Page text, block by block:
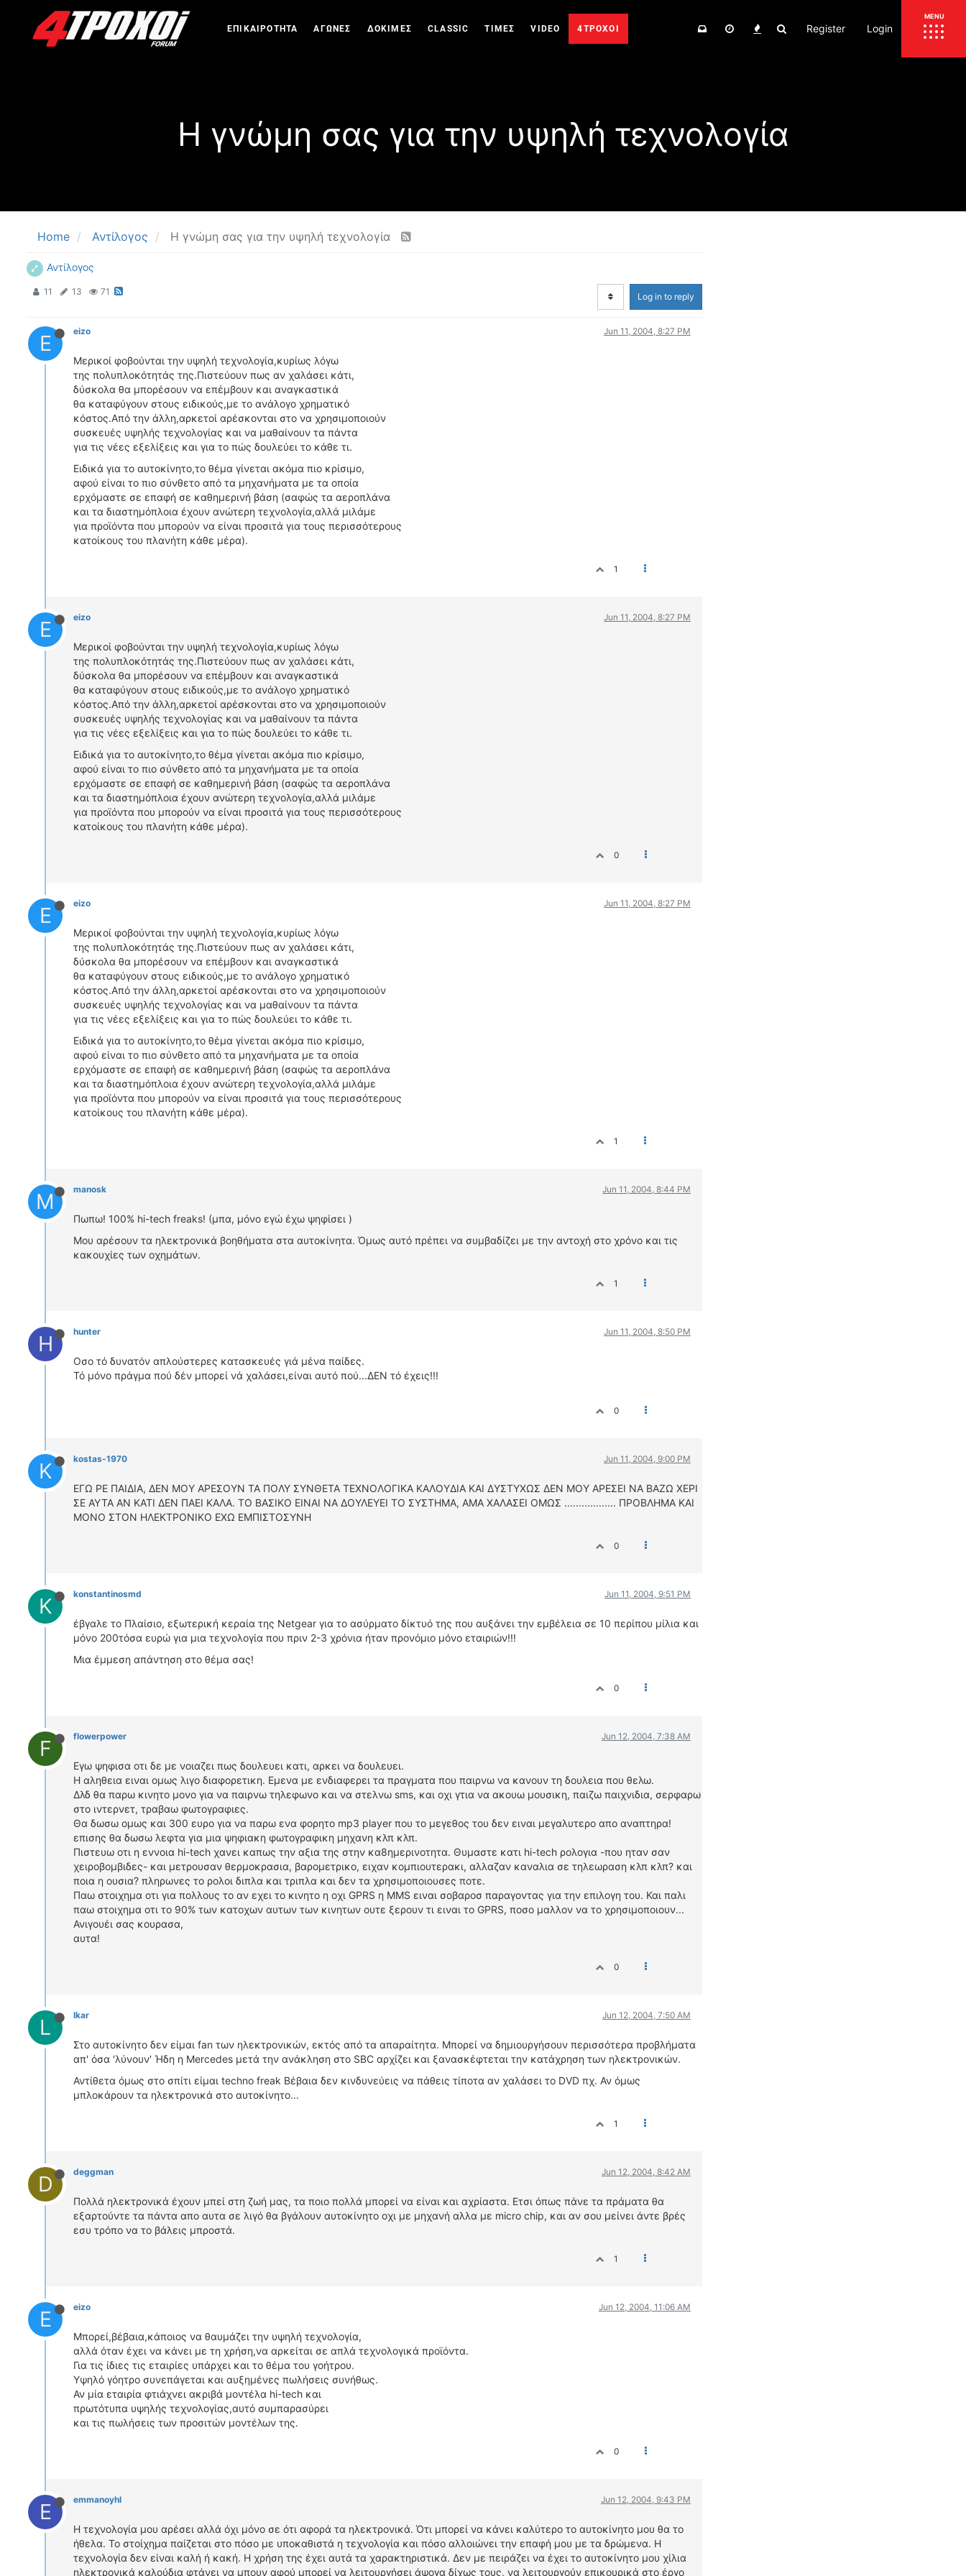
ΕΠΙΚΑΙΡΟΤΗΤΑ ΑΓΩΝΕΣ ΔΟΚΙΜΕΣ CLASSIC ΤΙΜΕΣ VIDEO 4ΤΡΟΧΟΙ Register Login
Η γνώμη σας για την υψηλή τεχνολογία
Home Αντίλογος Η γνώμη σας για την υψηλή τεχνολογία
Αντίλογος
11 13 71 Log in to reply
E eizo Jun 11, 2004, 8:27 PM
Μερικοί φοβούνται την υψηλή τεχνολογία,κυρίως λόγω
της πολυπλοκότητάς της.Πιστεύουν πως αν χαλάσει κάτι,
δύσκολα θα μπορέσουν να επέμβουν και αναγκαστικά
θα καταφύγουν στους ειδικούς,με το ανάλογο χρηματικό
κόστος.Από την άλλη,αρκετοί αρέσκονται στο να χρησιμοποιούν
συσκευές υψηλής τεχνολογίας και να μαθαίνουν τα πάντα
για τις νέες εξελίξεις και για το πώς δουλεύει το κάθε τι.
Ειδικά για το αυτοκίνητο,το θέμα γίνεται ακόμα πιο κρίσιμο,
αφού είναι το πιο σύνθετο από τα μηχανήματα με τα οποία
ερχόμαστε σε επαφή σε καθημερινή βάση (σαφώς τα αεροπλάνα
και τα διαστημόπλοια έχουν ανώτερη τεχνολογία,αλλά μιλάμε
για προϊόντα που μπορούν να είναι προσιτά για τους περισσότερους
κατοίκους του πλανήτη κάθε μέρα).
1
E eizo Jun 11, 2004, 8:27 PM
Μερικοί φοβούνται την υψηλή τεχνολογία,κυρίως λόγω
της πολυπλοκότητάς της.Πιστεύουν πως αν χαλάσει κάτι,
δύσκολα θα μπορέσουν να επέμβουν και αναγκαστικά
θα καταφύγουν στους ειδικούς,με το ανάλογο χρηματικό
κόστος.Από την άλλη,αρκετοί αρέσκονται στο να χρησιμοποιούν
συσκευές υψηλής τεχνολογίας και να μαθαίνουν τα πάντα
για τις νέες εξελίξεις και για το πώς δουλεύει το κάθε τι.
Ειδικά για το αυτοκίνητο,το θέμα γίνεται ακόμα πιο κρίσιμο,
αφού είναι το πιο σύνθετο από τα μηχανήματα με τα οποία
ερχόμαστε σε επαφή σε καθημερινή βάση (σαφώς τα αεροπλάνα
και τα διαστημόπλοια έχουν ανώτερη τεχνολογία,αλλά μιλάμε
για προϊόντα που μπορούν να είναι προσιτά για τους περισσότερους
κατοίκους του πλανήτη κάθε μέρα).
0
E eizo Jun 11, 2004, 8:27 PM
Μερικοί φοβούνται την υψηλή τεχνολογία,κυρίως λόγω
της πολυπλοκότητάς της.Πιστεύουν πως αν χαλάσει κάτι,
δύσκολα θα μπορέσουν να επέμβουν και αναγκαστικά
θα καταφύγουν στους ειδικούς,με το ανάλογο χρηματικό
κόστος.Από την άλλη,αρκετοί αρέσκονται στο να χρησιμοποιούν
συσκευές υψηλής τεχνολογίας και να μαθαίνουν τα πάντα
για τις νέες εξελίξεις και για το πώς δουλεύει το κάθε τι.
Ειδικά για το αυτοκίνητο,το θέμα γίνεται ακόμα πιο κρίσιμο,
αφού είναι το πιο σύνθετο από τα μηχανήματα με τα οποία
ερχόμαστε σε επαφή σε καθημερινή βάση (σαφώς τα αεροπλάνα
και τα διαστημόπλοια έχουν ανώτερη τεχνολογία,αλλά μιλάμε
για προϊόντα που μπορούν να είναι προσιτά για τους περισσότερους
κατοίκους του πλανήτη κάθε μέρα).
1
M manosk Jun 11, 2004, 8:44 PM
Πωπω! 100% hi-tech freaks! (μπα, μόνο εγώ έχω ψηφίσει )
Μου αρέσουν τα ηλεκτρονικά βοηθήματα στα αυτοκίνητα. Όμως αυτό πρέπει να συμβαδίζει με την αντοχή στο χρόνο και τις
κακουχίες των οχημάτων.
1
H hunter Jun 11, 2004, 8:50 PM
Οσο τό δυνατόν απλούστερες κατασκευές γιά μένα παίδες.
Τό μόνο πράγμα πού δέν μπορεί νά χαλάσει,είναι αυτό πού...ΔΕΝ τό έχεις!!!
0
K kostas-1970 Jun 11, 2004, 9:00 PM
ΕΓΩ ΡΕ ΠΑΙΔΙΑ, ΔΕΝ ΜΟΥ ΑΡΕΣΟΥΝ ΤΑ ΠΟΛΥ ΣΥΝΘΕΤΑ ΤΕΧΝΟΛΟΓΙΚΑ ΚΑΛΟΥΔΙΑ ΚΑΙ ΔΥΣΤΥΧΩΣ ΔΕΝ ΜΟΥ ΑΡΕΣΕΙ ΝΑ ΒΑΖΩ ΧΕΡΙ
ΣΕ ΑΥΤΑ ΑΝ ΚΑΤΙ ΔΕΝ ΠΑΕΙ ΚΑΛΑ. ΤΟ ΒΑΣΙΚΟ ΕΙΝΑΙ ΝΑ ΔΟΥΛΕΥΕΙ ΤΟ ΣΥΣΤΗΜΑ, ΑΜΑ ΧΑΛΑΣΕΙ ΟΜΩΣ .................. ΠΡΟΒΛΗΜΑ ΚΑΙ
ΜΟΝΟ ΣΤΟΝ ΗΛΕΚΤΡΟΝΙΚΟ ΕΧΩ ΕΜΠΙΣΤΟΣΥΝΗ
0
K konstantinosmd Jun 11, 2004, 9:51 PM
έβγαλε το Πλαίσιο, εξωτερική κεραία της Netgear για το ασύρματο δίκτυό της που αυξάνει την εμβέλεια σε 10 περίπου μίλια και
μόνο 200τόσα ευρώ για μια τεχνολογία που πριν 2-3 χρόνια ήταν προνόμιο μόνο εταιριών!!!
Μια έμμεση απάντηση στο θέμα σας!
0
F flowerpower Jun 12, 2004, 7:38 AM
Εγω ψηφισα οτι δε με νοιαζει πως δουλευει κατι, αρκει να δουλευει.
Η αληθεια ειναι ομως λιγο διαφορετικη. Εμενα με ενδιαφερει τα πραγματα που παιρνω να κανουν τη δουλεια που θελω.
Δλδ θα παρω κινητο μονο για να παιρνω τηλεφωνο και να στελνω sms, και οχι γτια να ακουω μουσικη, παιζω παιχνιδια, σερφαρω
στο ιντερνετ, τραβαω φωτογραφιες.
Θα δωσω ομως και 300 ευρο για να παρω ενα φορητο mp3 player που το μεγεθος του δεν ειναι μεγαλυτερο απο αναπτηρα!
επισης θα δωσω λεφτα για μια ψηφιακη φωτογραφικη μηχανη κλπ κλπ.
Πιστευω οτι η εννοια hi-tech χανει καπως την αξια της στην κα8ημερινοτητα. Θυμαστε κατι hi-tech ρολογια -που ηταν σαν
χειροβομβιδες- και μετρουσαν θερμοκρασια, βαρομετρικο, ειχαν κομπιουτερακι, αλλαζαν καναλια σε τηλεωραση κλπ κλπ? και
ποια η ουσια? πληρωνες το ρολοι διπλα και τριπλα και δεν τα χρησιμοποιουσες ποτε.
Παω στοιχημα οτι για πολλους το αν εχει το κινητο η οχι GPRS η MMS ειναι σοβαροσ παραγοντας για την επιλογη του. Και παλι
παω στοιχημα οτι το 90% των κατοχων αυτων των κινητων ουτε ξερουν τι ειναι το GPRS, ποσο μαλλον να το χρησιμοποιουν...
Ανιγουέι σας κουρασα,
αυτα!
0
L lkar Jun 12, 2004, 7:50 AM
Στο αυτοκίνητο δεν είμαι fan των ηλεκτρονικών, εκτός από τα απαραίτητα. Μπορεί να δημιουργήσουν περισσότερα προβλήματα
απ' όσα 'λύνουν' Ήδη η Mercedes μετά την ανάκληση στο SBC αρχίζει και ξανασκέφτεται την κατάχρηση των ηλεκτρονικών.
Αντίθετα όμως στο σπίτι είμαι techno freak Βέβαια δεν κινδυνεύεις να πάθεις τίποτα αν χαλάσει το DVD πχ. Αν όμως
μπλοκάρουν τα ηλεκτρονικά στο αυτοκίνητο...
1
D deggman Jun 12, 2004, 8:42 AM
Πολλά ηλεκτρονικά έχουν μπεί στη ζωή μας, τα ποιο πολλά μπορεί να είναι και αχρίαστα. Ετσι όπως πάνε τα πράματα θα
εξαρτούντε τα πάντα απο αυτα σε λιγό θα βγάλουν αυτοκίνητο οχι με μηχανή αλλα με micro chip, και αν σου μείνει άντε βρές
εσυ τρόπο να το βάλεις μπροστά.
1
E eizo Jun 12, 2004, 11:06 AM
Μπορεί,βέβαια,κάποιος να θαυμάζει την υψηλή τεχνολογία,
αλλά όταν έχει να κάνει με τη χρήση,να αρκείται σε απλά τεχνολογικά προϊόντα.
Για τις ίδιες τις εταιρίες υπάρχει και το θέμα του γοήτρου.
Υψηλό γόητρο συνεπάγεται και αυξημένες πωλήσεις συνήθως.
Αν μία εταιρία φτιάχνει ακριβά μοντέλα hi-tech και
πρωτότυπα υψηλής τεχνολογίας,αυτό συμπαρασύρει
και τις πωλήσεις των προσιτών μοντέλων της.
0
E emmanoyhl Jun 12, 2004, 9:43 PM
Η τεχνολογία μου αρέσει αλλά όχι μόνο σε ότι αφορά τα ηλεκτρονικά. Ότι μπορεί να κάνει καλύτερο το αυτοκίνητο μου θα το
ήθελα. Το στοίχημα παίζεται στο πόσο με υποκαθιστά η τεχνολογία και πόσο αλλοιώνει την επαφή μου με τα δρώμενα. Η
τεχνολογία δεν είναι καλή ή κακή. Η χρήση της έχει αυτά τα χαρακτηριστικά. Δεν με πειράζει να έχει το αυτοκίνητο μου χίλια
ηλεκτρονικά καλούδια φτάνει να μπουν αφού μπορεί να λειτουργήσει άψογα δίχως τους, να λειτουργούν επικουρικά στο έργο
ΚΟΣΜΟΣ
ΕΚΘΕΣΕΙΣ
ΕΚΔΗΛΩΣΕΙΣ 4Τ
ΑΓΩΝΙΣΤΙΚΕΣ ΓΝΩΡΙΜΙΕΣ
ΔΟΚΙΜΕΣ ΕΛΑΣΤΙΚΩΝ
ΟΔΟΙΠΟΡΙΚΑ
ΑΓΩΝΕΣ